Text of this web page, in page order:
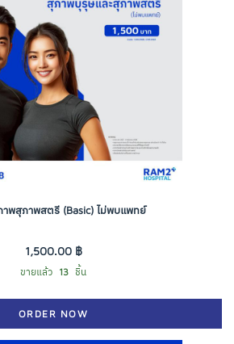
าพสุภาพสตรี (Basic) ไม่พบแพทย์
1,500.00 ฿
ขายแล้ว 13 ชิ้น
ORDER NOW